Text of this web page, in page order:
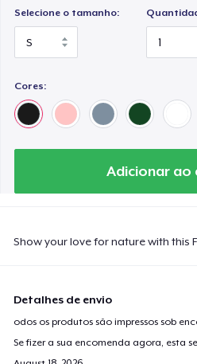
Selecione o tamanho:
Cores:
Adicionar ao
Show your love for nature with this
Detalhes de envio
odos os produtos são impressos sob
Se fizer a sua encomenda agora, esta